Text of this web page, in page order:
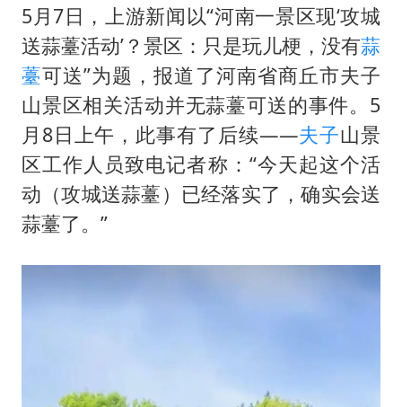
泰国一女公务员妆容引争议 本人回应
关之琳否认与27岁模特的恋情
多地要求领导干部带头休假
对话重庆地铁吐血女孩
中方回应日本广岛核爆81周年
中国五箭齐发反制美国
5月7日，上游新闻以“河南一景区现‘攻城
送蒜薹活动’？景区：只是玩儿梗，没有蒜
薹可送”为题，报道了河南省商丘市夫子
山景区相关活动并无蒜薹可送的事件。5
月8日上午，此事有了后续——夫子山景
区工作人员致电记者称：“今天起这个活
动（攻城送蒜薹）已经落实了，确实会送
蒜薹了。”